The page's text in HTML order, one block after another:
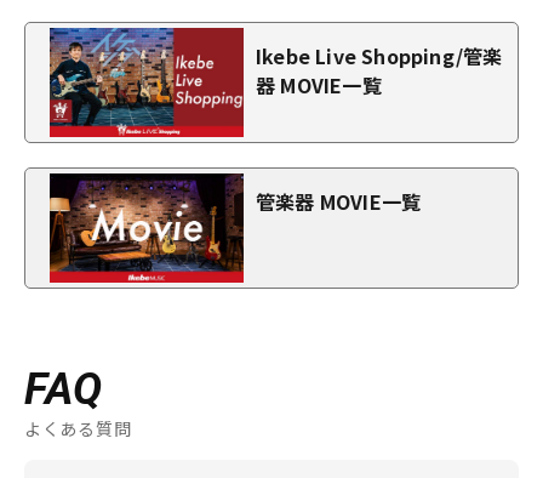
Ikebe Live Shopping/管楽
器 MOVIE一覧
管楽器 MOVIE一覧
FAQ
よくある質問